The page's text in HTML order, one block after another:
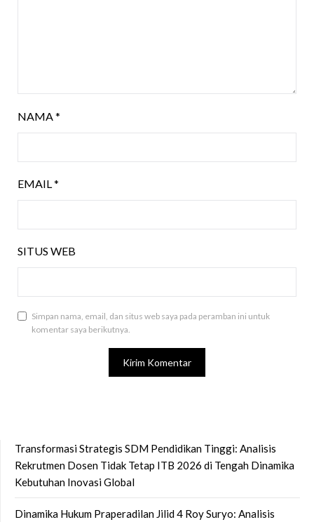
NAMA*
EMAIL*
SITUS WEB
Simpan nama, email, dan situs web saya pada peramban ini untuk
komentar saya berikutnya.
Transformasi Strategis SDM Pendidikan Tinggi: Analisis
Rekrutmen Dosen Tidak Tetap ITB 2026 di Tengah Dinamika
Kebutuhan Inovasi Global
Dinamika Hukum Praperadilan Jilid 4 Roy Suryo: Analisis